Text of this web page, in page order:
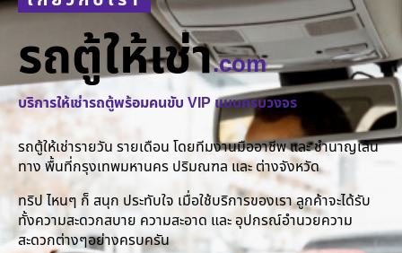
รถตู้ให้เช่า.com
บริการให้เช่ารถตู้พร้อมคนขับ VIP แบบครบวงจร
รถตู้ให้เช่ารายวัน รายเดือน โดยทีมงานมืออาชีพ และ ชำนาญเส้น
ทาง พื้นที่กรุงเทพมหานคร ปริมณฑล และ ต่างจังหวัด
ทริป ไหนๆ ก็ สนุก ประทับใจ เมื่อใช้บริการของเรา ลูกค้าจะได้รับ
ทั้งความสะดวกสบาย ความสะอาด และ อุปกรณ์อำนวยความ
สะดวกต่างๆอย่างครบครัน